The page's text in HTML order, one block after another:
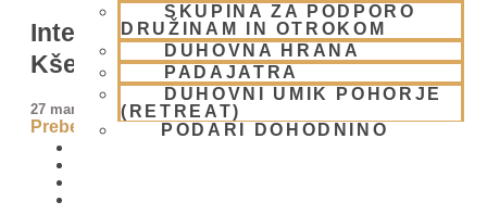
SKUPINA ZA PODPORO
DRUŽINAM IN OTROKOM
DUHOVNA HRANA
PADAJATRA
DUHOVNI UMIK POHORJE
(RETREAT)
PODARI DOHODNINO
Internet global kirtan z NM Krišna
Kšetra prabhujem – SPREMEMBA
27 marca, 2009
Preberi več »